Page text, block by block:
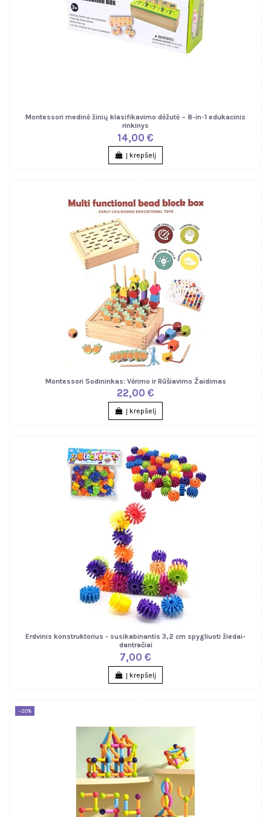
Montessori medinė žinių klasifikavimo dėžutė – 8-in-1 edukacinis
rinkinys
14,00 €
Į krepšelį
Montessori Sodininkas: Vėrimo ir Rūšiavimo Žaidimas
22,00 €
Į krepšelį
Erdvinis konstruktorius - susikabinantis 3,2 cm spygliuoti žiedai-
dantračiai
7,00 €
Į krepšelį
−20%